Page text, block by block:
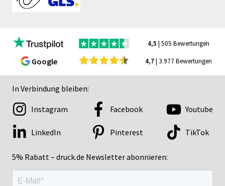
4,5 | 505 Bewertungen
Google 4,7| 3.977 Bewertungen
In Verbindung bleiben:
5% Rabatt – druck.de Newsletter abonnieren:
Instagram Facebook Youtube
LinkedIn Pinterest TikTok